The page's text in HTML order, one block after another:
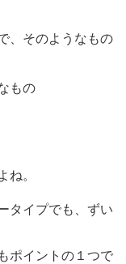
、そのようなもの
もの
ね。
タイプでも、ずい
ポイントの１つで